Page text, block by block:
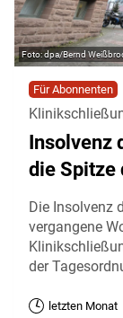
dpa/Bernd
Für Abonnenten
Insolvenz
die Spitze
Die Insolvenz
vergangene
der
letzten Monat